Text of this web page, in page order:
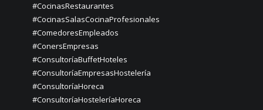
#CocinasRestaurantes
#CocinasSalasCocinaProfesionales
#ComedoresEmpleados
#ConersEmpresas
#ConsultoríaBuffetHoteles
#ConsultoríaEmpresasHostelería
#ConsultoríaHoreca
#ConsultoríaHosteleríaHoreca